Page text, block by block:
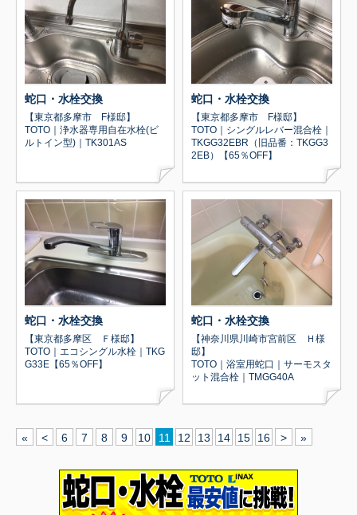
蛇口・水栓交換
【東京都多摩市 F様邸】
TOTO｜浄水器専用自在水栓(ビ
ルトイン型)｜TK301AS
蛇口・水栓交換
【東京都多摩市 F様邸】
TOTO｜シングルレバー混合栓｜
TKGG32EBR（旧品番：TKGG3
2EB）【65％OFF】
蛇口・水栓交換
【東京都多摩区 Ｆ様邸】
TOTO｜エコシングル水栓｜TKG
G33E【65％OFF】
蛇口・水栓交換
【神奈川県川崎市宮前区 Ｈ様
邸】
TOTO｜浴室用蛇口｜サーモスタ
ット混合栓｜TMGG40A
« < 6 7 8 9 10 11 12 13 14 15 16 > »